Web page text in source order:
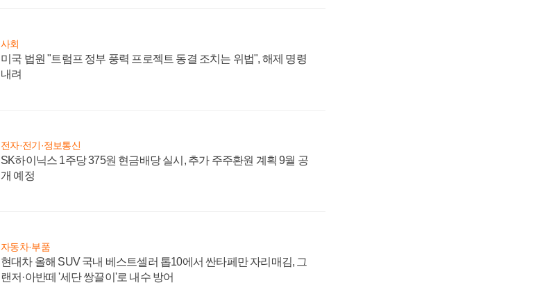
사회
미국 법원 "트럼프 정부 풍력 프로젝트 동결 조치는 위법", 해제 명령
내려
전자·전기·정보통신
SK하이닉스 1주당 375원 현금배당 실시, 추가 주주환원 계획 9월 공
개 예정
자동차·부품
현대차 올해 SUV 국내 베스트셀러 톱10에서 싼타페만 자리매김, 그
랜저·아반떼 '세단 쌍끌이'로 내수 방어